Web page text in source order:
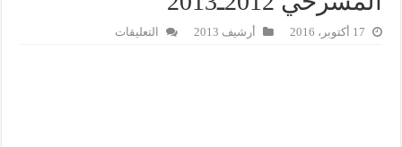
17 أكتوبر، 2016 أرشيف 2013 التعليقاتعلى